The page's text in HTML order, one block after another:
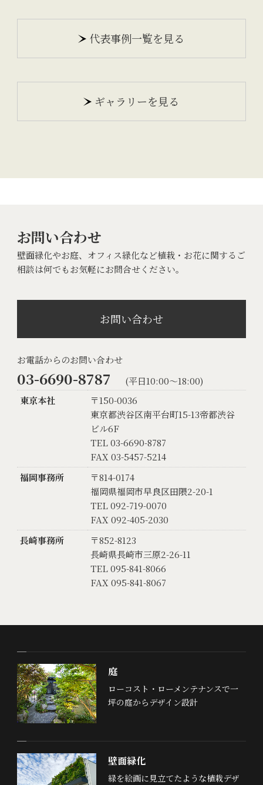
代表事例一覧を見る
ギャラリーを見る
お問い合わせ
壁面緑化やお庭、オフィス緑化など植栽・お花に関するご
相談は何でもお気軽にお問合せください。
お問い合わせ
お電話からのお問い合わせ
03-6690-8787
(平日10:00〜18:00)
東京本社
〒150-0036
東京都渋谷区南平台町15-13帝都渋谷
ビル6F
TEL 03-6690-8787
FAX 03-5457-5214
福岡事務所
〒814-0174
福岡県福岡市早良区田隈2-20-1
TEL 092-719-0070
FAX 092-405-2030
長崎事務所
〒852-8123
長崎県長崎市三原2-26-11
TEL 095-841-8066
FAX 095-841-8067
庭
ローコスト・ローメンテナンスで一
坪の庭からデザイン設計
壁面緑化
緑を絵画に見立てたような植栽デザ